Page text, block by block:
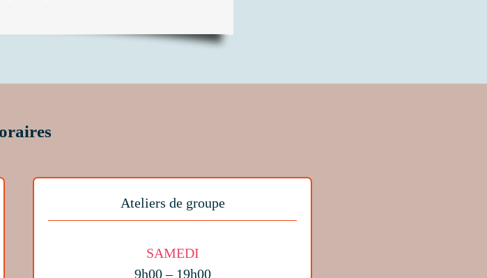
Ateliers de groupe
SAMEDI
9h00 – 19h00